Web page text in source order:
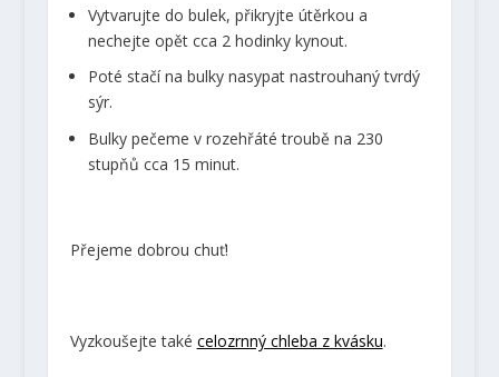
Vytvarujte do bulek, přikryjte útěrkou a
nechejte opět cca 2 hodinky kynout.
Poté stačí na bulky nasypat nastrouhaný tvrdý
sýr.
Bulky pečeme v rozehřáté troubě na 230
stupňů cca 15 minut.
Přejeme dobrou chuť!
Vyzkoušejte také celozrnný chleba z kvásku.